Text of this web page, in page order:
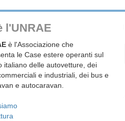
l'UNRAE
è l'Associazione che
le Case estere operanti sul
italiano delle autovetture, dei
e industriali, dei bus e
e autocaravan.